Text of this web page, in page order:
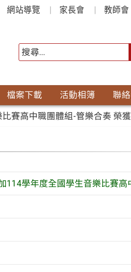
網站導覽 家長會 教師會
檔案下載 活動相簿 聯
賽高中職團體組-管樂合奏 榮獲
114學年度全國學生音樂比賽